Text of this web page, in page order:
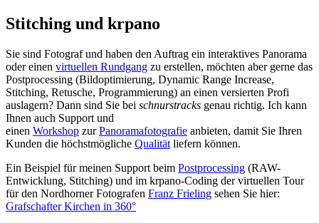
Stitching und krpano
Sie sind Fotograf und haben den Auftrag ein interaktives Panorama
oder einen virtuellen Rundgang zu erstellen, möchten aber gerne das
Postprocessing (Bildoptimierung, Dynamic Range Increase,
Stitching, Retusche, Programmierung) an einen versierten Profi
auslagern? Dann sind Sie bei schnurstracks genau richtig. Ich kann
Ihnen auch Support und
einen Workshop zurPanoramafotografie anbieten, damit Sie Ihren
Kunden die höchstmögliche Qualität liefern können.
Ein Beispiel für meinen Support beim Postprocessing (RAW-
Entwicklung, Stitching) und im krpano-Coding der virtuellen Tour
für den Nordhorner Fotografen Franz Frieling sehen Sie hier:
Grafschafter Kirchen in 360°